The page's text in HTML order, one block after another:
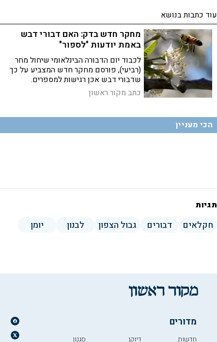
עוד כתבות בנושא
מחקר חדש בדק: האם דבורי דבש
באמת יודעות "לספור"
לכבוד יום הדבורה הבינלאומי שיחול מחר
(רביעי), פורסם מחקר חדש המצביע על כך
שדבורי דבש אכן רגישות למספרים.
החוקרים מדגישים: כדי להבין אותן, צריך
לראות את העולם דרך עיניהן
כתב מקור ראשון
הכי מעניין
תגיות
חקלאים דבורים גבול הצפון לבנון יומן
מדורים
חדשות דיוקן סגנון